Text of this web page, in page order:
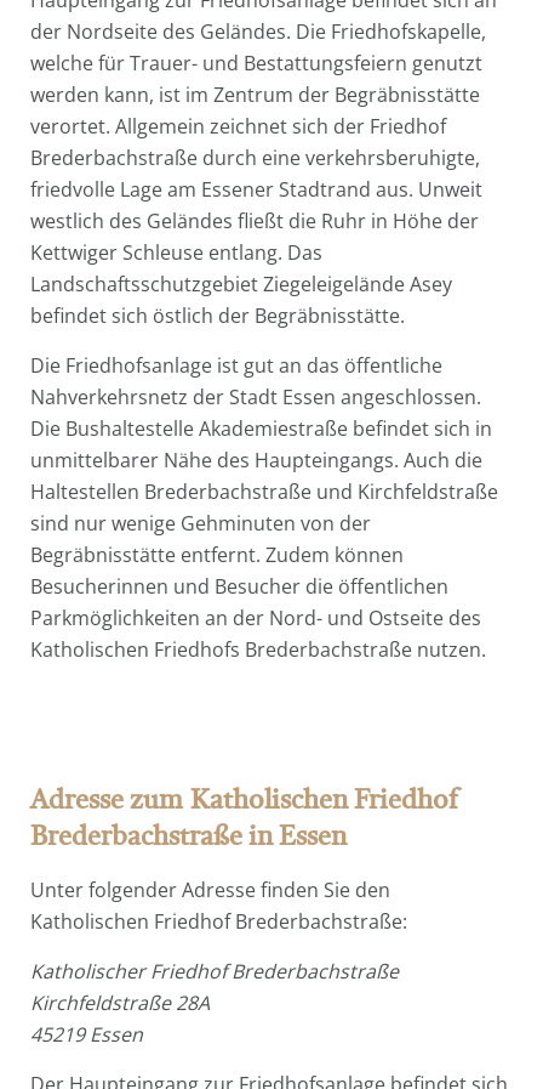
der Nordseite des Geländes. Die Friedhofskapelle,
welche für Trauer- und Bestattungsfeiern genutzt
werden kann, ist im Zentrum der Begräbnisstätte
verortet. Allgemein zeichnet sich der Friedhof
Brederbachstraße durch eine verkehrsberuhigte,
friedvolle Lage am Essener Stadtrand aus. Unweit
westlich des Geländes fließt die Ruhr in Höhe der
Kettwiger Schleuse entlang. Das
Landschaftsschutzgebiet Ziegeleigelände Asey
befindet sich östlich der Begräbnisstätte.
Die Friedhofsanlage ist gut an das öffentliche
Nahverkehrsnetz der Stadt Essen angeschlossen.
Die Bushaltestelle Akademiestraße befindet sich in
unmittelbarer Nähe des Haupteingangs. Auch die
Haltestellen Brederbachstraße und Kirchfeldstraße
sind nur wenige Gehminuten von der
Begräbnisstätte entfernt. Zudem können
Besucherinnen und Besucher die öffentlichen
Parkmöglichkeiten an der Nord- und Ostseite des
Katholischen Friedhofs Brederbachstraße nutzen.
Adresse zum Katholischen Friedhof
Brederbachstraße in Essen
Unter folgender Adresse finden Sie den
Katholischen Friedhof Brederbachstraße:
Katholischer Friedhof Brederbachstraße
Kirchfeldstraße 28A
45219 Essen